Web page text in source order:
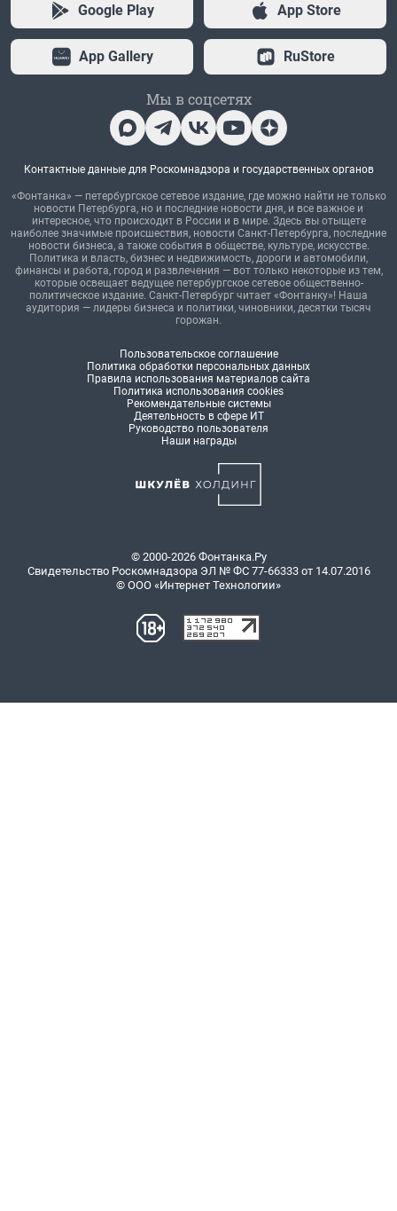
Google Play App Store
App Gallery RuStore
Мы в соцсетях
Контактные данные для Роскомнадзора и государственных органов
«Фонтанка» — петербургское сетевое издание, где можно найти не только
новости Петербурга, но и последние новости дня, и все важное и
интересное, что происходит в России и в мире. Здесь вы отыщете
наиболее значимые происшествия, новости Санкт-Петербурга, последние
новости бизнеса, а также события в обществе, культуре, искусстве.
Политика и власть, бизнес и недвижимость, дороги и автомобили,
финансы и работа, город и развлечения — вот только некоторые из тем,
которые освещает ведущее петербургское сетевое общественно-
политическое издание. Санкт-Петербург читает «Фонтанку»! Наша
аудитория — лидеры бизнеса и политики, чиновники, десятки тысяч
горожан.
Пользовательское соглашение
Политика обработки персональных данных
Правила использования материалов сайта
Политика использования cookies
Рекомендательные системы
Деятельность в сфере ИТ
Руководство пользователя
Наши награды
© 2000-2026 Фонтанка.Ру
Свидетельство Роскомнадзора ЭЛ № ФС 77-66333 от 14.07.2016
© ООО «Интернет Технологии»